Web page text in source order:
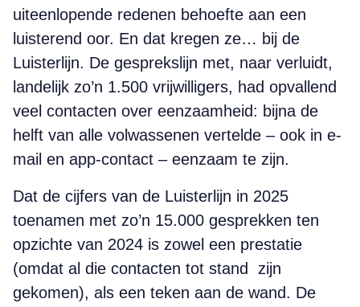
uiteenlopende redenen behoefte aan een
luisterend oor. En dat kregen ze… bij de
Luisterlijn. De gesprekslijn met, naar verluidt,
landelijk zo’n 1.500 vrijwilligers, had opvallend
veel contacten over eenzaamheid: bijna de
helft van alle volwassenen vertelde – ook in e-
mail en app-contact – eenzaam te zijn.
Dat de cijfers van de Luisterlijn in 2025
toenamen met zo’n 15.000 gesprekken ten
opzichte van 2024 is zowel een prestatie
(omdat al die contacten tot stand zijn
gekomen), als een teken aan de wand. De